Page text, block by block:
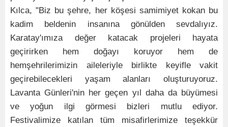
Kılca, "Biz bu şehre, her köşesi samimiyet kokan bu
kadim beldenin insanına gönülden sevdalıyız.
Karatay'ımıza değer katacak projeleri hayata
geçirirken hem doğayı koruyor hem de
hemşehrilerimizin aileleriyle birlikte keyifle vakit
geçirebilecekleri yaşam alanları oluşturuyoruz.
Lavanta Günleri'nin her geçen yıl daha da büyümesi
ve yoğun ilgi görmesi bizleri mutlu ediyor.
Festivalimize katılan tüm misafirlerimize teşekkür